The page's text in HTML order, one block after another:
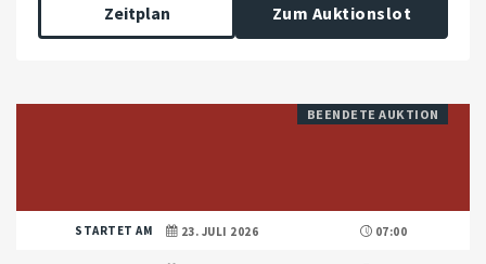
Zeitplan Zum Auktionslot
BEENDETE AUKTION
STARTET AM 23. JULI 2026 07:00